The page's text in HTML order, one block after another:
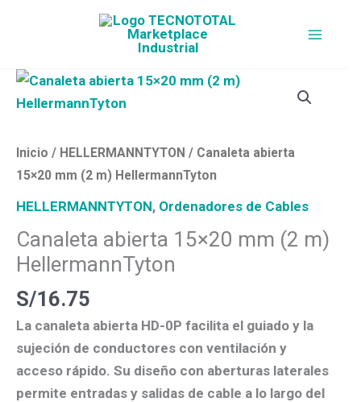
Inicio / HELLERMANNTYTON / Canaleta abierta
15×20 mm (2 m) HellermannTyton
HELLERMANNTYTON, Ordenadores de Cables
Canaleta abierta 15×20 mm (2 m)
HellermannTyton
S/16.75
La canaleta abierta HD-0P facilita el guiado y la
sujeción de conductores con ventilación y
acceso rápido. Su diseño con aberturas laterales
permite entradas y salidas de cable a lo largo del
Canaleta
abierta
mm
(2
HellermannTyton
cantidad